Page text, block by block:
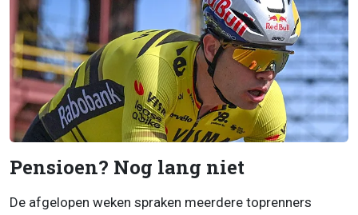
Pensioen? Nog lang niet
De afgelopen weken spraken meerdere toprenners